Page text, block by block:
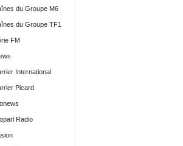
du Groupe M6
du Groupe TF1
FM
International
Picard
Radio